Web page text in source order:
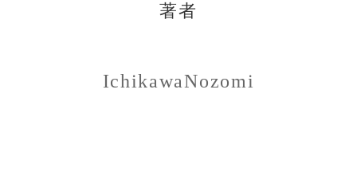
著者
IchikawaNozomi